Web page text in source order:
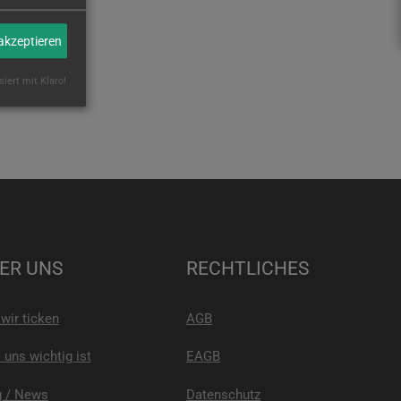
UNS
ticken
uns wichtig ist
/ News
RECHTLICHES
AGB
EAGB
Datenschutz
mit Klaro!